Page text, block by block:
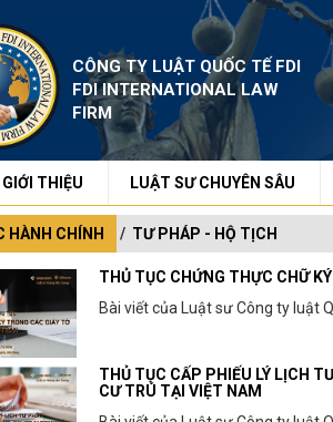
CÔNG TY LUẬT QUỐC TẾ FDI
FDI INTERNATIONAL LAW
FIRM
GIỚI THIỆU LUẬT SƯ CHUYÊN SÂU
HÀNH CHÍNH TƯ PHÁP - HỘ TỊCH
THỦ TỤC CHỨNG THỰC CHỮ
Bài viết của Luật sư Công ty luật
THỦ TỤC CẤP PHIẾU LÝ LỊCH
CƯ TRÚ TẠI VIỆT NAM